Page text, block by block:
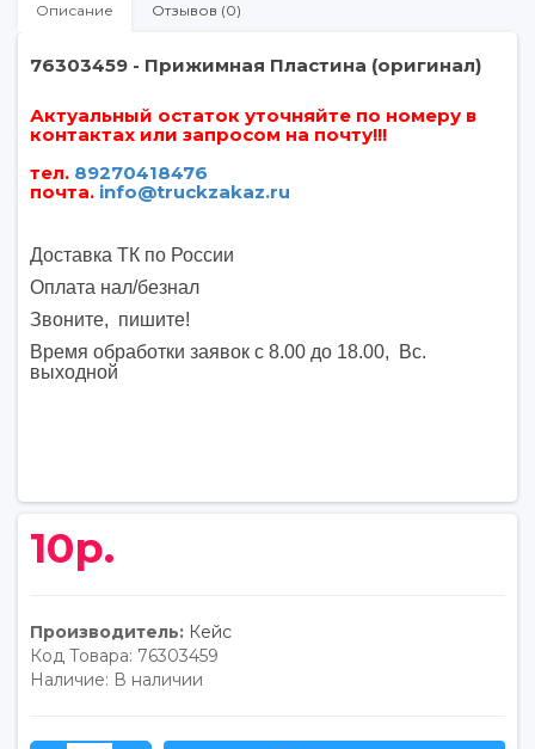
Описание Отзывов (0)
76303459 - Прижимная Пластина (оригинал)
Актуальный остаток уточняйте по номеру в
контактах или запросом на почту!!!
тел. 89270418476
почта. info@truckzakaz.ru
Доставка ТК по России
Оплата нал/безнал
Звоните, пишите!
Время обработки заявок с 8.00 до 18.00, Вс.
выходной
10р.
Производитель: Кейс
Код Товара: 76303459
Наличие: В наличии